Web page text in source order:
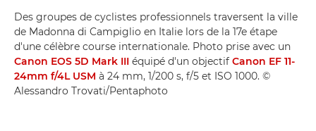
Des groupes de cyclistes professionnels traversent la ville
de Madonna di Campiglio en Italie lors de la 17e étape
d'une célèbre course internationale. Photo prise avec un
Canon EOS 5D Mark III équipé d'un objectif Canon EF 11-
24mm f/4L USM à 24 mm, 1/200 s, f/5 et ISO 1000. ©
Alessandro Trovati/Pentaphoto